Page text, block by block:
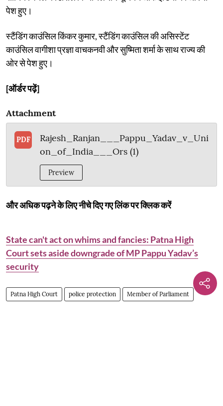
पेश हुए।
स्टैंडिंग काउंसिल किंकर कुमार, स्टैंडिंग काउंसिल की असिस्टेंट
काउंसिल वागीशा प्रज्ञा वाचकनवी और सुष्मिता शर्मा के साथ राज्य की
ओर से पेश हुए।
[ऑर्डर पढ़ें]
Attachment
PDF
Rajesh_Ranjan___Pappu_Yadav_v_Uni
on_of_India___Ors (1)
Preview
और अधिक पढ़ने के लिए नीचे दिए गए लिंक पर क्लिक करें
State can't act on whims and fancies: Patna High
Court sets aside downgrade of MP Pappu Yadav’s
security
Patna High Court police protection Member of Parliament